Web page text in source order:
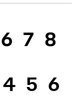
6 7 8
4 5 6